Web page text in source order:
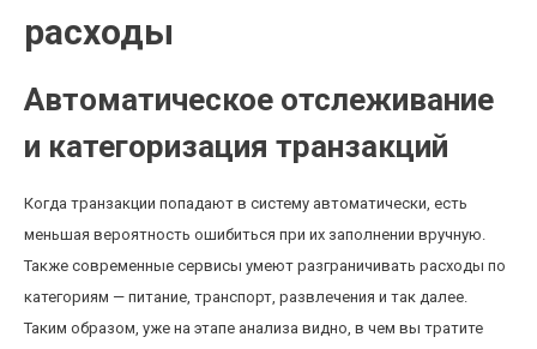
расходы
Автоматическое отслеживание
и категоризация транзакций
Когда транзакции попадают в систему автоматически, есть
меньшая вероятность ошибиться при их заполнении вручную.
Также современные сервисы умеют разграничивать расходы по
категориям — питание, транспорт, развлечения и так далее.
Таким образом, уже на этапе анализа видно, в чем вы тратите